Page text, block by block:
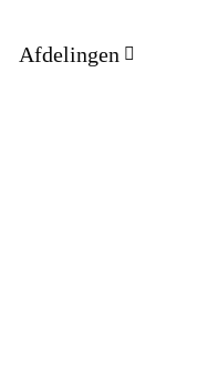
Afdelingen